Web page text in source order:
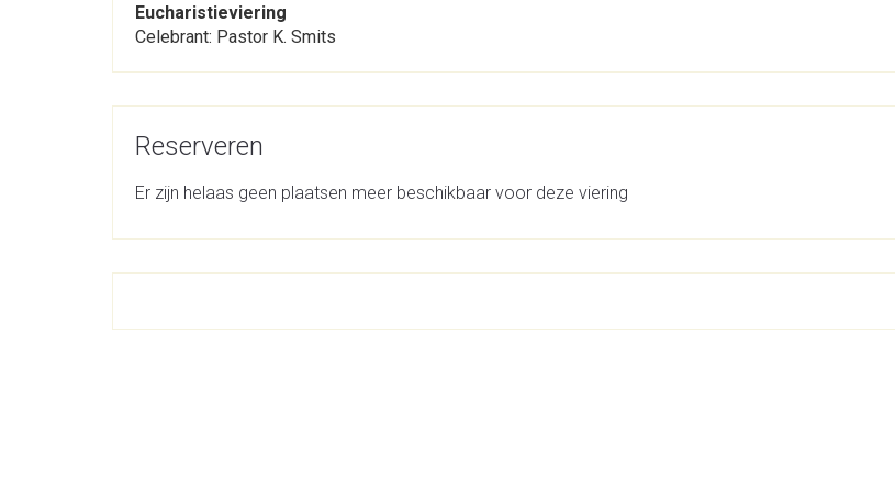
Eucharistieviering
Celebrant: Pastor K. Smits
Reserveren
Er zijn helaas geen plaatsen meer beschikbaar voor deze viering